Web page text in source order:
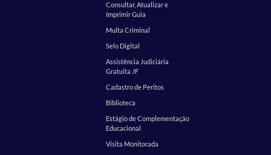
Consultar, Atualizar e
Imprimir Guia
Multa Criminal
Selo Digital
Assistência Judiciária
Gratuita JF
Cadastro de Peritos
Biblioteca
Estágio de Complementação
Educacional
Visita Monitorada